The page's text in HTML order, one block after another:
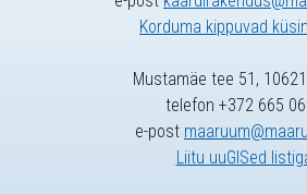
Korduma kippuvad
Mustamäe tee 51,
telefon +372 665
e-post
Liitu uuGISed